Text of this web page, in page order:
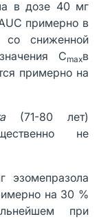
в дозе 40 мг
примерно в
сниженной
Сmaxв
примерно на
(71-80 лет)
не
эзомепразола
на 30 %
при